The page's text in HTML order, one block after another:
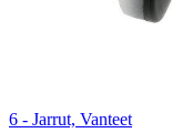
6 - Jarrut, Vanteet